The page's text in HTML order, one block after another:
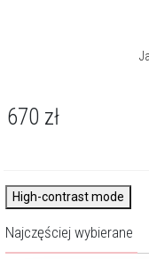
670 zł
High-contrast mode
Najczęściej wybierane